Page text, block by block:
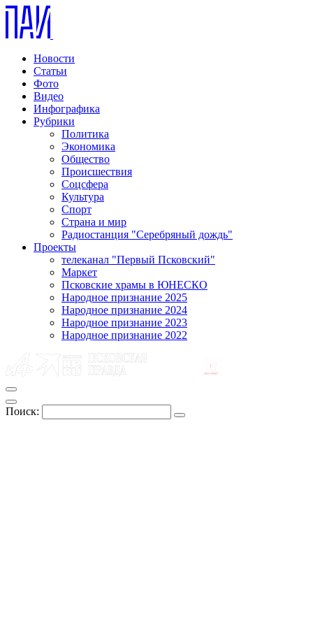
Новости
Статьи
Фото
Видео
Инфографика
Рубрики
Политика
Экономика
Общество
Происшествия
Соцсфера
Культура
Спорт
Страна и мир
Радиостанция "Серебряный дождь"
Проекты
телеканал "Первый Псковский"
Маркет
Псковские храмы в ЮНЕСКО
Народное признание 2025
Народное признание 2024
Народное признание 2023
Народное признание 2022
Поиск: